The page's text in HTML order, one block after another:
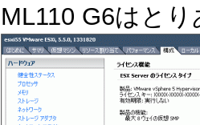
ML110 G6はと